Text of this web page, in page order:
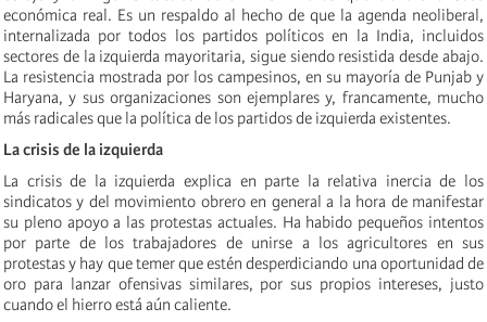
económica real. Es un respaldo al hecho de que la agenda neoliberal,
internalizada por todos los partidos políticos en la India, incluidos
sectores de la izquierda mayoritaria, sigue siendo resistida desde abajo.
La resistencia mostrada por los campesinos, en su mayoría de Punjab y
Haryana, y sus organizaciones son ejemplares y, francamente, mucho
más radicales que la política de los partidos de izquierda existentes.
La crisis de la izquierda
La crisis de la izquierda explica en parte la relativa inercia de los
sindicatos y del movimiento obrero en general a la hora de manifestar
su pleno apoyo a las protestas actuales. Ha habido pequeños intentos
por parte de los trabajadores de unirse a los agricultores en sus
protestas y hay que temer que estén desperdiciando una oportunidad de
oro para lanzar ofensivas similares, por sus propios intereses, justo
cuando el hierro está aún caliente.